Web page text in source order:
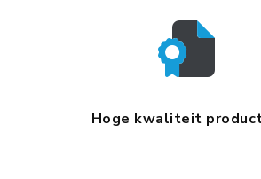
Hoge kwaliteit